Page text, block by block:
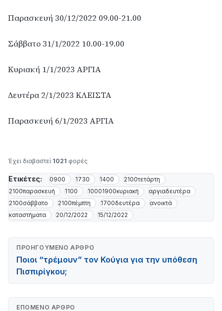
Παρασκευή 30/12/2022 09.00-21.00
Σάββατο 31/1/2022 10.00-19.00
Κυριακή 1/1/2023 ΑΡΓΙΑ
Δευτέρα 2/1/2023 ΚΛΕΙΣΤΑ
Παρασκευή 6/1/2023 ΑΡΓΙΑ
Έχει διαβαστεί 1021 φορές
Ετικέτες: 0900 1730 1400
2100τετάρτη
2100παρασκευή
1100 10001900κυριακή
αργιαδευτέρα
2100σάββατο
2100πέμπτη 1700δευτέρα
ανοικτά
καταστήματα
20/12/2022 15/12/2022
ΠΡΟΗΓΟΎΜΕΝΟ ΆΡΘΡΟ
Ποιοι “τρέμουν” τον Κούγια για την υπόθεση
Πισπιρίγκου;
ΕΠΌΜΕΝΟ ΆΡΘΡΟ